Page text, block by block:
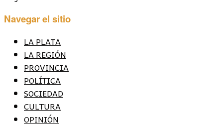
Navegar el sitio
LA PLATA
LA REGIÓN
PROVINCIA
POLÍTICA
SOCIEDAD
CULTURA
OPINIÓN